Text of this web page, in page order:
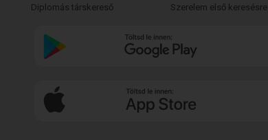
Diplomás társkereső
Szerelem első keresésre